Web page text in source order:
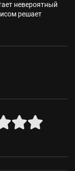
невероятный
решает